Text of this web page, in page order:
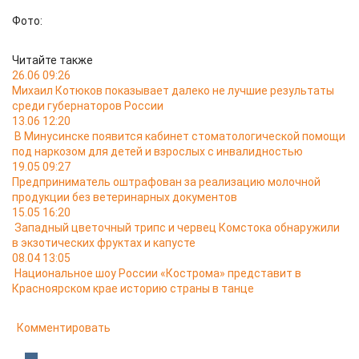
Фото:
Читайте также
26.06 09:26
Михаил Котюков показывает далеко не лучшие результаты
среди губернаторов России
13.06 12:20
В Минусинске появится кабинет стоматологической помощи
под наркозом для детей и взрослых с инвалидностью
19.05 09:27
Предприниматель оштрафован за реализацию молочной
продукции без ветеринарных документов
15.05 16:20
Западный цветочный трипс и червец Комстока обнаружили
в экзотических фруктах и капусте
08.04 13:05
Национальное шоу России «Кострома» представит в
Красноярском крае историю страны в танце
Комментировать